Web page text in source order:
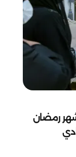
شهر رمضان